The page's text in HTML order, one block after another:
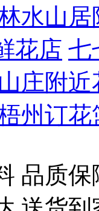
水山居
花店 七
庄附近
州订花
品质保